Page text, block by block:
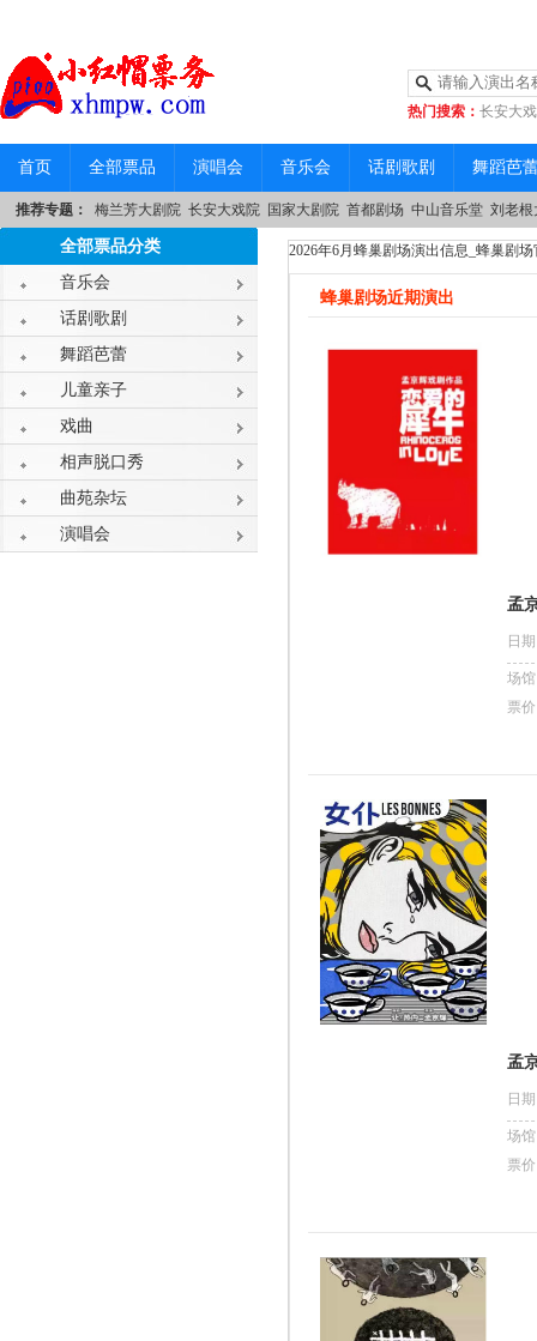
热门搜索： 长安大
|中山音乐堂
首页 全部票品 演唱会 音乐会 话剧歌剧 舞蹈芭
推荐专题： 梅兰芳大剧院 长安大戏院 国家大剧院 首都剧场 中山音乐堂 刘老根
全部票品分类
音乐会
话剧歌剧
舞蹈芭蕾
儿童亲子
戏曲
相声脱口秀
曲苑杂坛
演唱会
2026年6月蜂巢剧场演出信息_蜂巢剧
蜂巢剧场近期演出
孟
日
场
票
孟
日
场
票